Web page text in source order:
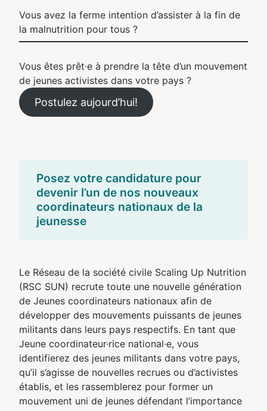
Vous avez la ferme intention d’assister à la fin de
la malnutrition pour tous ?
Vous êtes prêt·e à prendre la tête d’un mouvement
de jeunes activistes dans votre pays ?
Postulez aujourd’hui!
Posez votre candidature pour
devenir l’un de nos nouveaux
coordinateurs nationaux de la
jeunesse
Le Réseau de la société civile Scaling Up Nutrition
(RSC SUN) recrute toute une nouvelle génération
de Jeunes coordinateurs nationaux afin de
développer des mouvements puissants de jeunes
militants dans leurs pays respectifs. En tant que
Jeune coordinateur·rice national·e, vous
identifierez des jeunes militants dans votre pays,
qu’il s’agisse de nouvelles recrues ou d’activistes
établis, et les rassemblerez pour former un
mouvement uni de jeunes défendant l’importance